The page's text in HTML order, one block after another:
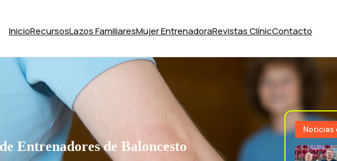
InicioRecursosLazos FamiliaresMujer EntrenadoraRevistas ClínicContacto
Entrenadores de Baloncesto
Noticias